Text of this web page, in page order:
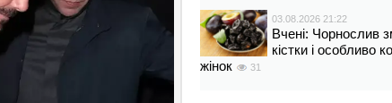
03.08.2026 21:22
Вчені: Чорнослив
кістки і особливо
жінок
31